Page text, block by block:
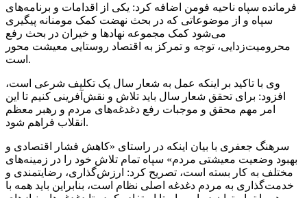
فرمانده سپاه ناحیه فومن اضافه کرد: یکی از اقدامات و برنامه‌های
سپاه و از موضوعاتی که در بحث نهضت کمک مومنانه پیگیری
می‌شود کمک مجموعه نهادها و خیران در بحث رفع
محرومیت‌زدایی، توجه و تمرکز به اقتصاد روستایی معیشت محور
است.
وی با تاکید بر اینکه عمل به شعار سال یک تکلیف شرعی است،
افزود: برای تحقق شعار سال باید تلاش و نقش‌آفرینی کنیم تا این
امر مهم محقق و موجبات رفع دغدغه‌های مردم و رهبر معظم
انقلاب فراهم شود.
سرهنگ جعفری با بیان اینکه در راستای «کاهش فشار اقتصادی و
بهبود وضعیت معیشتی مردم» سپاه تمام تلاش خود را در زمینه‌های
مختلف به کار بسته است، تصریح کرد: ارزش‌گذاری، رضایتمندی و
خدمت‌گذاری به مردم دغدغه اصلی نظام است، بنابراین باید همه با